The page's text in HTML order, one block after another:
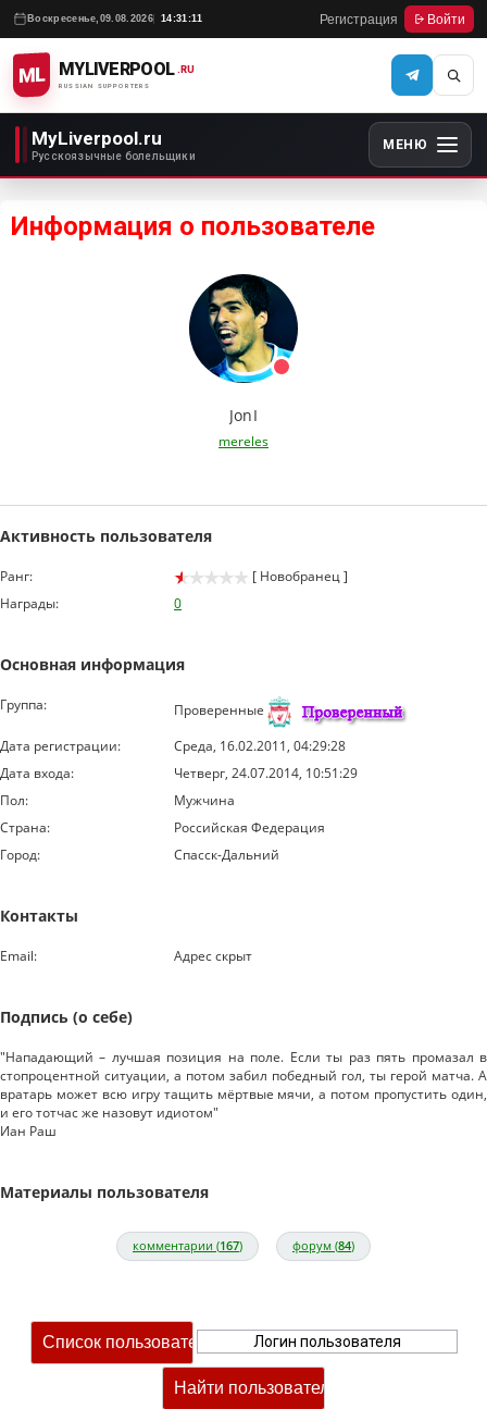
Воскресенье, 09.08.2026 14:31:11 Регистрация Войти
ML MYLIVERPOOL
RUSSIAN SUPPORTERS
.RU
MyLiverpool.ru
Русскоязычные болельщики
МЕНЮ
Информация о пользователе
JonI
mereles
Активность пользователя
Ранг:
[ Новобранец ]
Награды:
0
Основная информация
Группа:
Проверенные
Дата регистрации:
Среда, 16.02.2011, 04:29:28
Дата входа:
Четверг, 24.07.2014, 10:51:29
Пол:
Мужчина
Страна:
Российская Федерация
Город:
Спасск-Дальний
Контакты
Email: Адрес скрыт
Подпись (о себе)
"Нападающий – лучшая позиция на поле. Если ты раз пять промазал в
стопроцентной ситуации, а потом забил победный гол, ты герой матча. А
вратарь может всю игру тащить мёртвые мячи, а потом пропустить один,
и его тотчас же назовут идиотом"
Иан Раш
Материалы пользователя
комментарии (167) форум (84)